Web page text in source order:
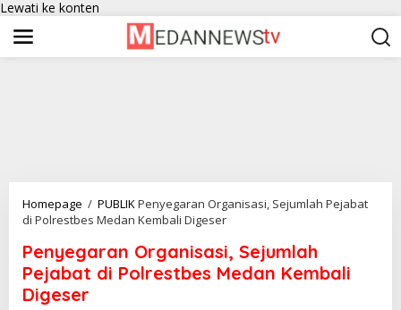
Lewati ke konten
Homepage / PUBLIKPenyegaran Organisasi, Sejumlah Pejabat
di Polrestbes Medan Kembali Digeser
Penyegaran Organisasi, Sejumlah
Pejabat di Polrestbes Medan Kembali
Digeser